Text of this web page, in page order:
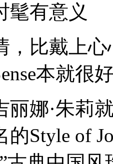
髦有意义
，比戴上
本就很
丽娜·朱莉
的Style of